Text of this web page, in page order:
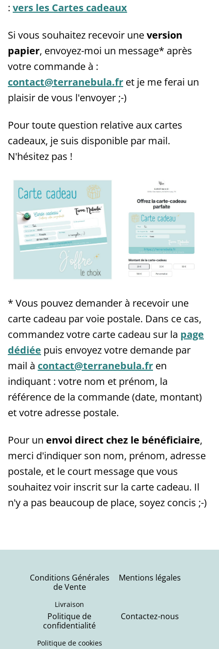
: vers les Cartes cadeaux
Si vous souhaitez recevoir uneversion
papier, envoyez-moi un message* après
votre commande à :
contact@terranebula.fr et je me ferai un
plaisir de vous l'envoyer ;-)
Pour toute question relative aux cartes
cadeaux, je suis disponible par mail.
N'hésitez pas !
* Vous pouvez demander à recevoir une
carte cadeau par voie postale. Dans ce cas,
commandez votre carte cadeau sur la page
dédiée puis envoyez votre demande par
mail à contact@terranebula.fr en
indiquant : votre nom et prénom, la
référence de la commande (date, montant)
et votre adresse postale.
Pour un envoi direct chez le bénéficiaire,
merci d'indiquer son nom, prénom, adresse
postale, et le court message que vous
souhaitez voir inscrit sur la carte cadeau. Il
n'y a pas beaucoup de place, soyez concis ;-)
Conditions Générales
de Vente
Livraison
Mentions légales
Politique de
confidentialité
Politique de cookies
Contactez-nous